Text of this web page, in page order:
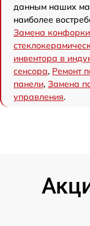
данным наших
наиболее
Замена
инвентора в
сенсора, Ремонт
панели, Замена
управления.